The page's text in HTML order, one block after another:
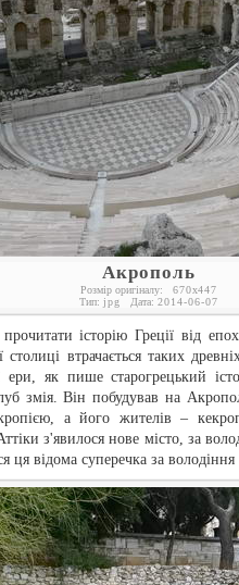
Акрополь
Розмір оригіналу: 670x447
Тип: jpg Дата: 2014-06-07
історію Греції від
столиці втрачається таких
ери, як пише старогрецький
змія. Він побудував на
а його жителів –
з'явилося нове місто, за
ця відома суперечка за